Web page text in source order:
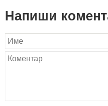
Напиши